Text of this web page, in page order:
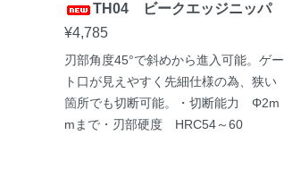
TH04 ビークエッジニッパ
¥4,785
刃部角度45°で斜めから進入可能。ゲー
ト口が見えやすく先細仕様の為、狭い
箇所でも切断可能。・切断能力 Φ2m
mまで・刃部硬度 HRC54～60